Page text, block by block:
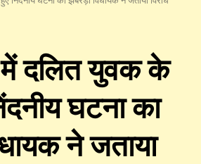
में दलित युवक के
घटना का
ने जताया